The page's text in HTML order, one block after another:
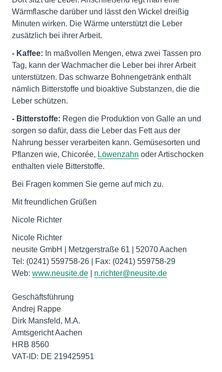
Wärmflasche darüber und lässt den Wickel dreißig
Minuten wirken. Die Wärme unterstützt die Leber
zusätzlich bei ihrer Arbeit.
- Kaffee: In maßvollen Mengen, etwa zwei Tassen pro
Tag, kann der Wachmacher die Leber bei ihrer Arbeit
unterstützen. Das schwarze Bohnengetränk enthält
nämlich Bitterstoffe und bioaktive Substanzen, die die
Leber schützen.
- Bitterstoffe: Regen die Produktion von Galle an und
sorgen so dafür, dass die Leber das Fett aus der
Nahrung besser verarbeiten kann. Gemüsesorten und
Pflanzen wie, Chicorée, Löwenzahn oder Artischocken
enthalten viele Bitterstoffe.
Bei Fragen kommen Sie gerne auf mich zu.
Mit freundlichen Grüßen
Nicole Richter
Nicole Richter
neusite GmbH | Metzgerstraße 61 | 52070 Aachen
Tel: (0241) 559758-26 | Fax: (0241) 559758-29
Web: www.neusite.de n.richter@neusite.de
Geschäftsführung
Andrej Rappe
Dirk Mansfeld, M.A.
Amtsgericht Aachen
HRB 8560